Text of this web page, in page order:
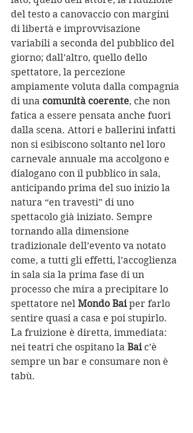
del testo a canovaccio con margini
di libertà e improvvisazione
variabili a seconda del pubblico del
giorno; dall’altro, quello dello
spettatore, la percezione
ampiamente voluta dalla compagnia
di una comunità coerente, che non
fatica a essere pensata anche fuori
dalla scena. Attori e ballerini infatti
non si esibiscono soltanto nel loro
carnevale annuale ma accolgono e
dialogano con il pubblico in sala,
anticipando prima del suo inizio la
natura “en travesti” di uno
spettacolo già iniziato. Sempre
tornando alla dimensione
tradizionale dell’evento va notato
come, a tutti gli effetti, l’accoglienza
in sala sia la prima fase di un
processo che mira a precipitare lo
spettatore nel Mondo Bai per farlo
sentire quasi a casa e poi stupirlo.
La fruizione è diretta, immediata:
nei teatri che ospitano la Bai c’è
sempre un bar e consumare non è
tabù.